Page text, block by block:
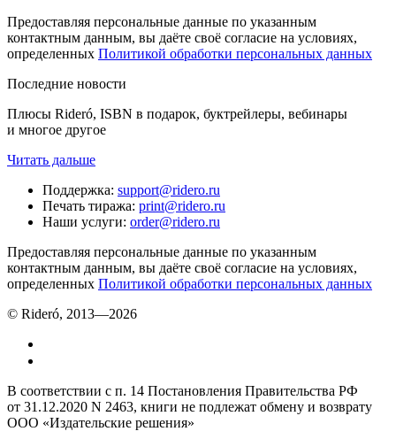
Предоставляя персональные данные по указанным
контактным данным, вы даёте своё согласие на условиях,
определенных Политикой обработки персональных данных
Последние новости
Плюсы Rideró, ISBN в подарок, буктрейлеры, вебинары
и многое другое
Читать дальше
Поддержка: support@ridero.ru
Печать тиража: print@ridero.ru
Наши услуги: order@ridero.ru
Предоставляя персональные данные по указанным
контактным данным, вы даёте своё согласие на условиях,
определенных Политикой обработки персональных данных
© Rideró, 2013—2026
В соответствии с п. 14 Постановления Правительства РФ
от 31.12.2020 N 2463, книги не подлежат обмену и возврату
ООО «Издательские решения»